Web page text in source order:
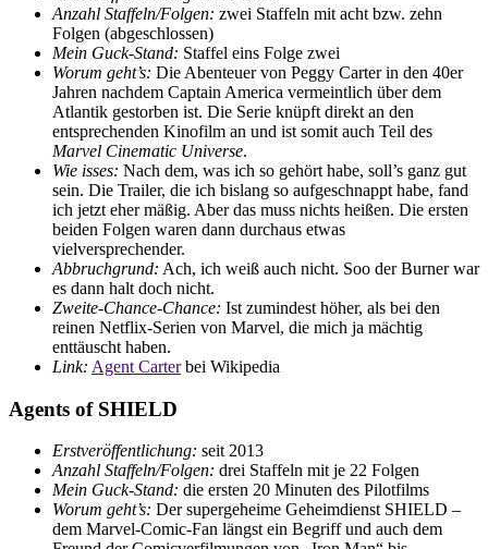
Anzahl Staffeln/Folgen: zwei Staffeln mit acht bzw. zehn
Folgen (abgeschlossen)
Mein Guck-Stand: Staffel eins Folge zwei
Worum geht’s: Die Abenteuer von Peggy Carter in den 40er
Jahren nachdem Captain America vermeintlich über dem
Atlantik gestorben ist. Die Serie knüpft direkt an den
entsprechenden Kinofilm an und ist somit auch Teil des
Marvel Cinematic Universe.
Wie isses: Nach dem, was ich so gehört habe, soll’s ganz gut
sein. Die Trailer, die ich bislang so aufgeschnappt habe, fand
ich jetzt eher mäßig. Aber das muss nichts heißen. Die ersten
beiden Folgen waren dann durchaus etwas
vielversprechender.
Abbruchgrund: Ach, ich weiß auch nicht. Soo der Burner war
es dann halt doch nicht.
Zweite-Chance-Chance: Ist zumindest höher, als bei den
reinen Netflix-Serien von Marvel, die mich ja mächtig
enttäuscht haben.
Link: Agent Carterbei Wikipedia
Agents of SHIELD
Erstveröffentlichung: seit 2013
Anzahl Staffeln/Folgen: drei Staffeln mit je 22 Folgen
Mein Guck-Stand: die ersten 20 Minuten des Pilotfilms
Worum geht’s: Der supergeheime Geheimdienst SHIELD –
dem Marvel-Comic-Fan längst ein Begriff und auch dem